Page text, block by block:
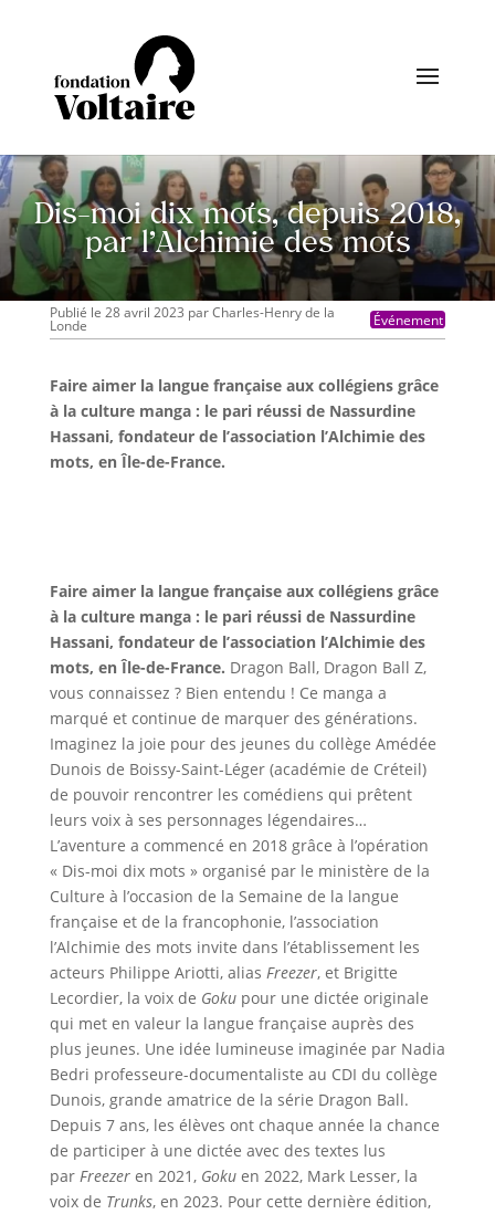
Dis-moi dix mots, depuis 2018,
par l’Alchimie des mots
Publié le 28 avril 2023 parCharles-Henry de la
Londe Événement
Faire aimer la langue française aux collégiens grâce
à la culture manga : le pari réussi de Nassurdine
Hassani, fondateur de l’association l’Alchimie des
mots, en Île-de-France.
Faire aimer la langue française aux collégiens grâce
à la culture manga : le pari réussi de Nassurdine
Hassani, fondateur de l’association l’Alchimie des
mots, en Île-de-France. Dragon Ball, Dragon Ball Z,
vous connaissez ? Bien entendu ! Ce manga a
marqué et continue de marquer des générations.
Imaginez la joie pour des jeunes du collège Amédée
Dunois de Boissy-Saint-Léger (académie de Créteil)
de pouvoir rencontrer les comédiens qui prêtent
leurs voix à ses personnages légendaires…
L’aventure a commencé en 2018 grâce à l’opération
« Dis-moi dix mots » organisé par le ministère de la
Culture à l’occasion de la Semaine de la langue
française et de la francophonie, l’association
l’Alchimie des mots invite dans l’établissement les
acteurs Philippe Ariotti, alias Freezer, et Brigitte
Lecordier, la voix de Gokupour une dictée originale
qui met en valeur la langue française auprès des
plus jeunes. Une idée lumineuse imaginée par Nadia
Bedri professeure-documentaliste au CDI du collège
Dunois, grande amatrice de la série Dragon Ball.
Depuis 7 ans, les élèves ont chaque année la chance
de participer à une dictée avec des textes lus
par Freezeren 2021, Gokuen 2022, Mark Lesser, la
voix de Trunks, en 2023. Pour cette dernière édition,